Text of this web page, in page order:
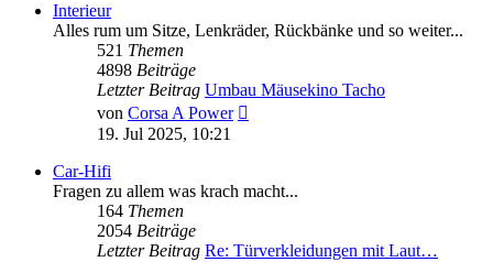
Interieur
Alles rum um Sitze, Lenkräder, Rückbänke und so weiter...
521 Themen
4898 Beiträge
Letzter Beitrag Umbau Mäusekino Tacho
von Corsa A Power
19. Jul 2025, 10:21
Car-Hifi
Fragen zu allem was krach macht...
164 Themen
2054 Beiträge
Letzter Beitrag Re: Türverkleidungen mit Laut…